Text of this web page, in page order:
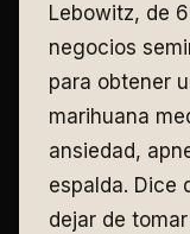
Lebowitz, de
negocios
para obtener
marihuana
ansiedad,
espalda. Dice
dejar de